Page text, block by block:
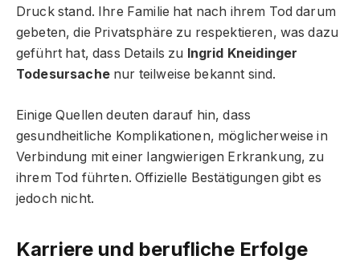
Druck stand. Ihre Familie hat nach ihrem Tod darum
gebeten, die Privatsphäre zu respektieren, was dazu
geführt hat, dass Details zu Ingrid Kneidinger
Todesursachenur teilweise bekannt sind.
Einige Quellen deuten darauf hin, dass
gesundheitliche Komplikationen, möglicherweise in
Verbindung mit einer langwierigen Erkrankung, zu
ihrem Tod führten. Offizielle Bestätigungen gibt es
jedoch nicht.
Karriere und berufliche Erfolge